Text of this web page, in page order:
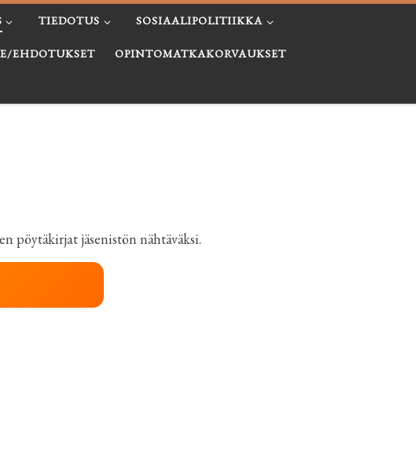
TIEDOTUS SOSIAALIPOLITIIKKA
EHDOTUKSET OPINTOMATKAKORVAUKSET
pöytäkirjat jäsenistön nähtäväksi.